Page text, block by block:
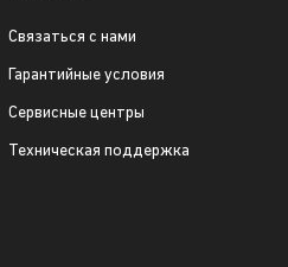
Связаться с нами
Гарантийные условия
Сервисные центры
Техническая поддержка